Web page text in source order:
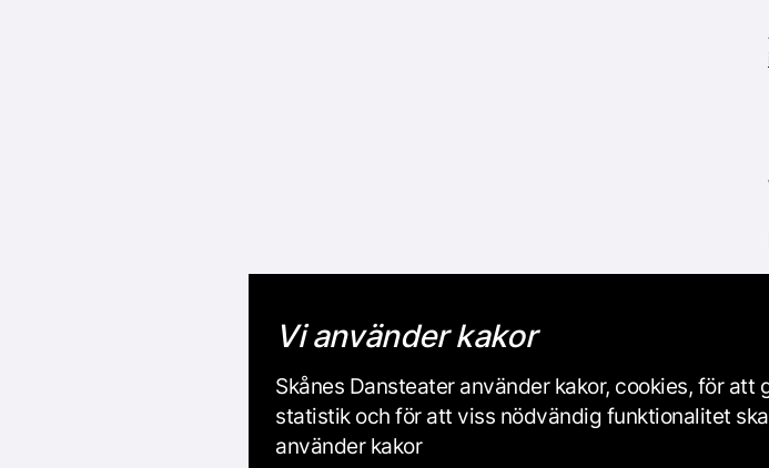
Vi använder kakor
Skånes Dansteater använder kakor, cookies, för
statistik och för att viss nödvändig funktionalitet
använder kakor